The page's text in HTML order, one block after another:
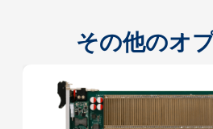
その他のオ